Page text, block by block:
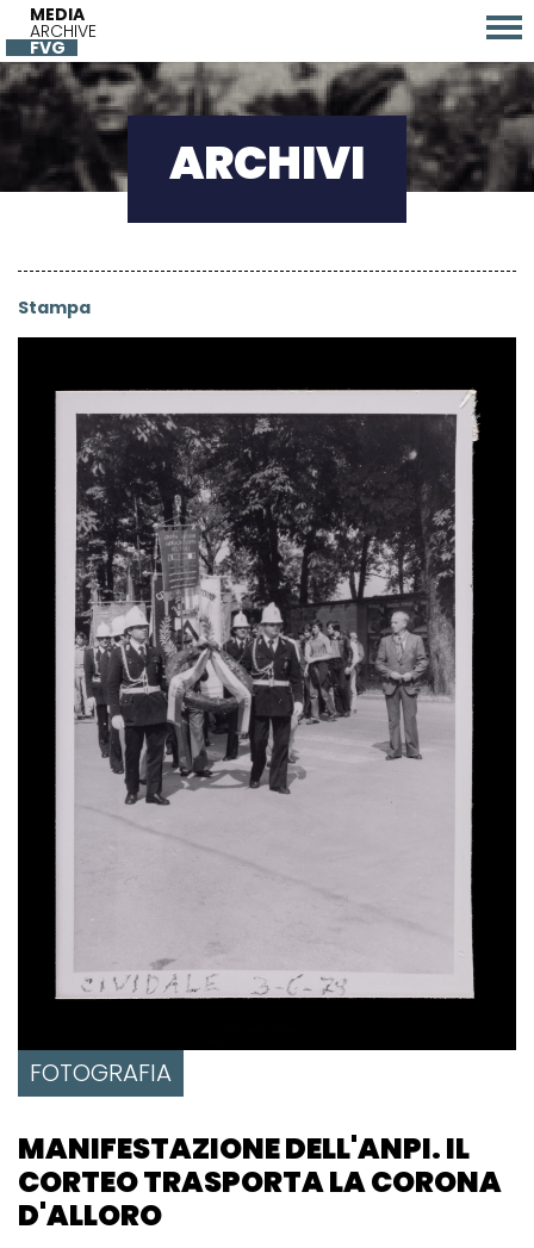
MEDIA
ARCHIVE
FVG
ARCHIVI
Stampa
FOTOGRAFIA
MANIFESTAZIONE DELL'ANPI. IL
CORTEO TRASPORTA LA CORONA
D'ALLORO